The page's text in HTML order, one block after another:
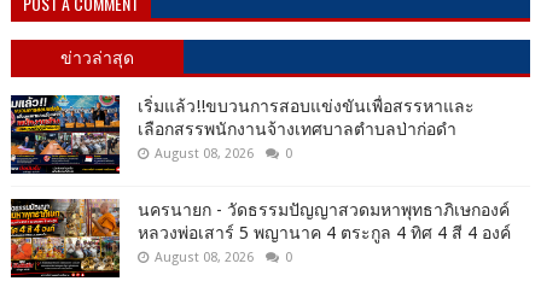
ข่าวล่าสุด
เริ่มแล้ว!!ขบวนการสอบแข่งขันเพื่อสรรหาและ
เลือกสรรพนักงานจ้างเทศบาลตำบลป่าก่อดำ
August 08, 2026 0
นครนายก - วัดธรรมปัญญาสวดมหาพุทธาภิเษกองค์
หลวงพ่อเสาร์ 5 พญานาค 4 ตระกูล 4 ทิศ 4 สี 4 องค์
August 08, 2026 0